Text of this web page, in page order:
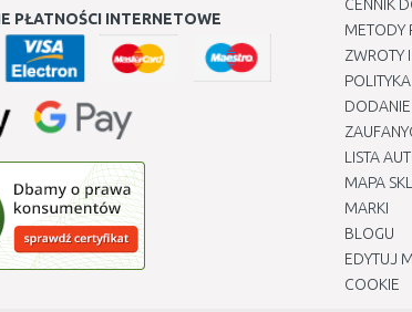
PŁATNOŚCI INTERNETOWE
CENNIK
METODY
ZWROTY
LISTA
MAPA
MARKI
BLOGU
EDYTUJ
COOKIE